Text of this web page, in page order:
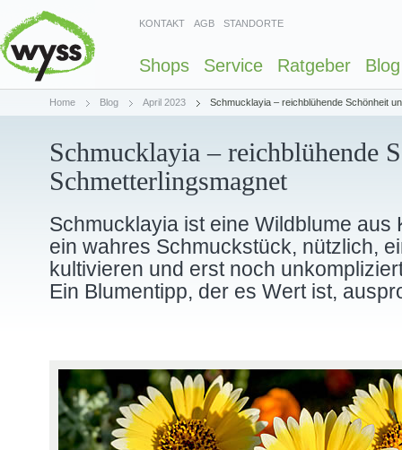
KONTAKT AGB STANDORTE
Shops Service Ratgeber Blog
Home Blog April 2023 Schmucklayia – reichblühende Schönheit
Schmucklayia – reichblühende
Schmetterlingsmagnet
Schmucklayia ist eine Wildblume aus
ein wahres Schmuckstück, nützlich,
kultivieren und erst noch
Ein Blumentipp, der es Wert ist,